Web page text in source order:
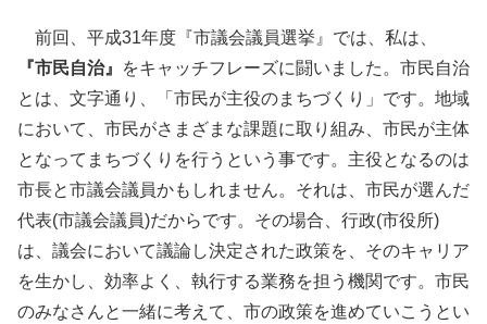
前回、平成31年度『市議会議員選挙』では、私は、
『市民自治』
をキャッチフレーズに闘いました。市民自治
とは、文字通り、「市民が主役のまちづくり」です。地域
において、市民がさまざまな課題に取り組み、市民が主体
となってまちづくりを行うという事です。主役となるのは
市長と市議会議員かもしれません。それは、市民が選んだ
代表(市議会議員)だからです。その場合、行政(市役所)
は、議会において議論し決定された政策を、そのキャリア
を生かし、効率よく、執行する業務を担う機関です。市民
のみなさんと一緒に考えて、市の政策を進めていこうとい